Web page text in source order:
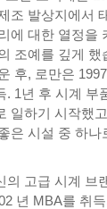
조 발상지에서
에 대한 열정을
조예를 깊게 했
후, 로만은
. 1년 후 시계 부
일하기 시작했
은 시설 중 하나
의 고급 시계 브
년 MBA를 취